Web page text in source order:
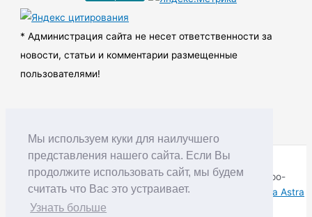
Мы используем куки для наилучшего
представления нашего сайта. Если Вы
продолжите использовать сайт, мы будем
считать что Вас это устраивает.
Узнать больше
ы
* Администрация сайта не несет ответственности за
новости, статьи и комментарии размещенные
пользователями!
Copyright © RUDNIK.MOBI 28.06.2008 - 2026 | Северо-
Енисейский округ Красноярского края | Powered by
Тема Astra